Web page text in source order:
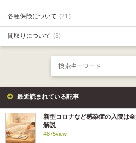
各種保険について (21)
間取りについて (3)
最近読まれている記事
新型コロナなど感染症の入院は
解説
4875view